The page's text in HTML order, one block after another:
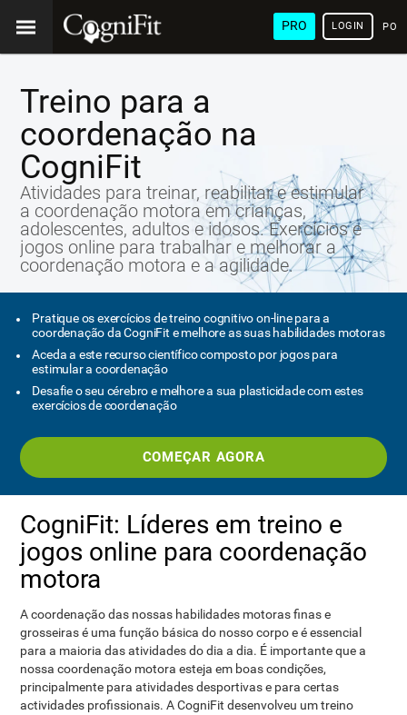
PRO LOGIN
Treino para a
coordenação na
CogniFit
Atividades para treinar, reabilitar e estimular
a coordenação motora em crianças,
adolescentes, adultos e idosos. Exercícios e
jogos online para trabalhar e melhorar a
coordenação motora e a agilidade.
Pratique os exercícios de treino cognitivo on-line para a
coordenação da CogniFit e melhore as suas habilidades motoras
Aceda a este recurso científico composto por jogos para
estimular a coordenação
Desafie o seu cérebro e melhore a sua plasticidade com estes
exercícios de coordenação
COMEÇAR AGORA
CogniFit: Líderes em treino e
jogos online para coordenação
motora
A coordenação das nossas habilidades motoras finas e
grosseiras é uma função básica do nosso corpo e é essencial
para a maioria das atividades do dia a dia. É importante que a
nossa coordenação motora esteja em boas condições,
principalmente para atividades desportivas e para certas
actividades profissionais. A CogniFit desenvolveu um treino